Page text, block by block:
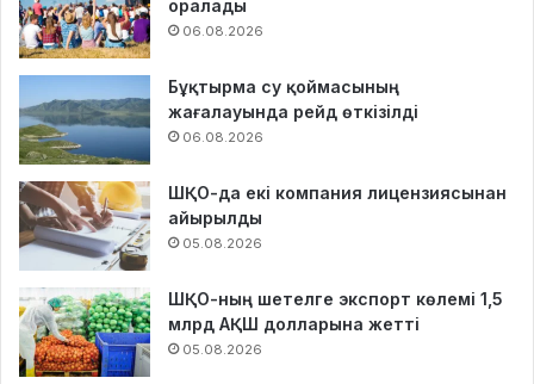
оралады
06.08.2026
Бұқтырма су қоймасының
жағалауында рейд өткізілді
06.08.2026
ШҚО-да екі компания лицензиясынан
айырылды
05.08.2026
ШҚО-ның шетелге экспорт көлемі 1,5
млрд АҚШ долларына жетті
05.08.2026